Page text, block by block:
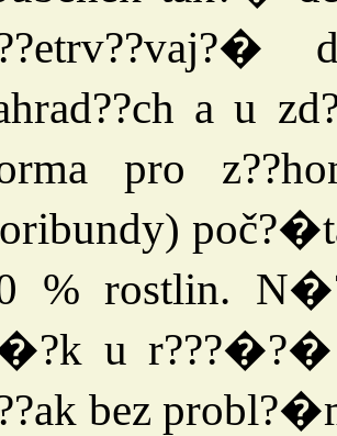
a u
pro
% rostlin.
u r???�?�
bez